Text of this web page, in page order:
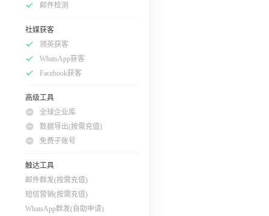
邮件检测
社媒获客
领英获客
WhatsApp获客
Facebook获客
高级工具
全球企业库
数据导出(按需充值)
免费子账号
触达工具
邮件群发(按需充值)
短信营销(按需充值)
WhatsApp群发(自助申请)